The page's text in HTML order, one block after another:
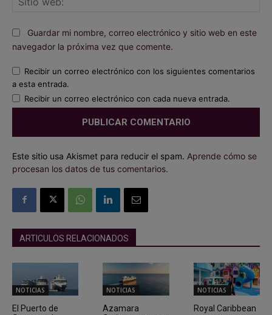
Guardar mi nombre, correo electrónico y sitio web en este
navegador la próxima vez que comente.
Recibir un correo electrónico con los siguientes comentarios
a esta entrada.
Recibir un correo electrónico con cada nueva entrada.
Este sitio usa Akismet para reducir el spam. Aprende cómo se
procesan los datos de tus comentarios.
ARTICULOS RELACIONADOS
NOTICIAS
El Puerto de
NOTICIAS
Azamara
NOTICIAS
Royal Caribbean